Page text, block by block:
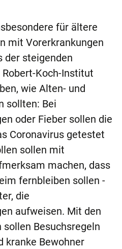
für ältere
mit Vorerkrankungen
der steigenden
Koch-Institut
wie Alten- und
sollten: Bei
oder Fieber sollen die
Coronavirus getestet
sollen mit
machen, dass
fernbleiben sollen -
die
aufweisen. Mit den
Besuchsregeln
kranke Bewohner